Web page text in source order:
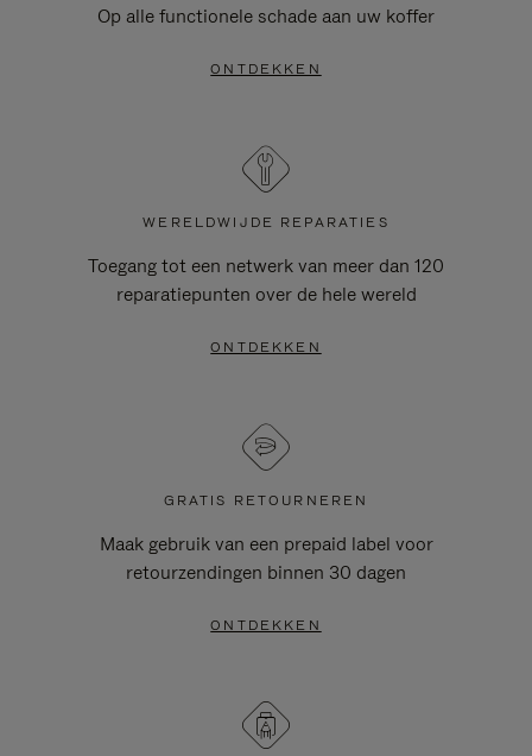
Op alle functionele schade aan uw koffer
ONTDEKKEN
WERELDWIJDE REPARATIES
Toegang tot een netwerk van meer dan 120
reparatiepunten over de hele wereld
ONTDEKKEN
GRATIS RETOURNEREN
Maak gebruik van een prepaid label voor
retourzendingen binnen 30 dagen
ONTDEKKEN